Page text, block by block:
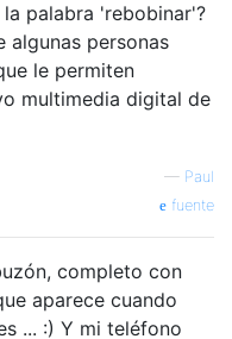
palabra 'rebobinar'?
algunas personas
le permiten
multimedia digital de
— Paul
fuente
completo con
aparece cuando
... :) Y mi teléfono